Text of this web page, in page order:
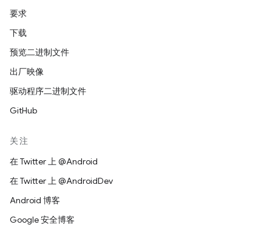
要求
下载
预览二进制文件
出厂映像
驱动程序二进制文件
GitHub
关注
在 Twitter 上 @Android
在 Twitter 上 @AndroidDev
Android 博客
Google 安全博客